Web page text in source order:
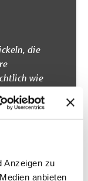
Anzeigen zu
anbieten
die
wie
inklusive
App